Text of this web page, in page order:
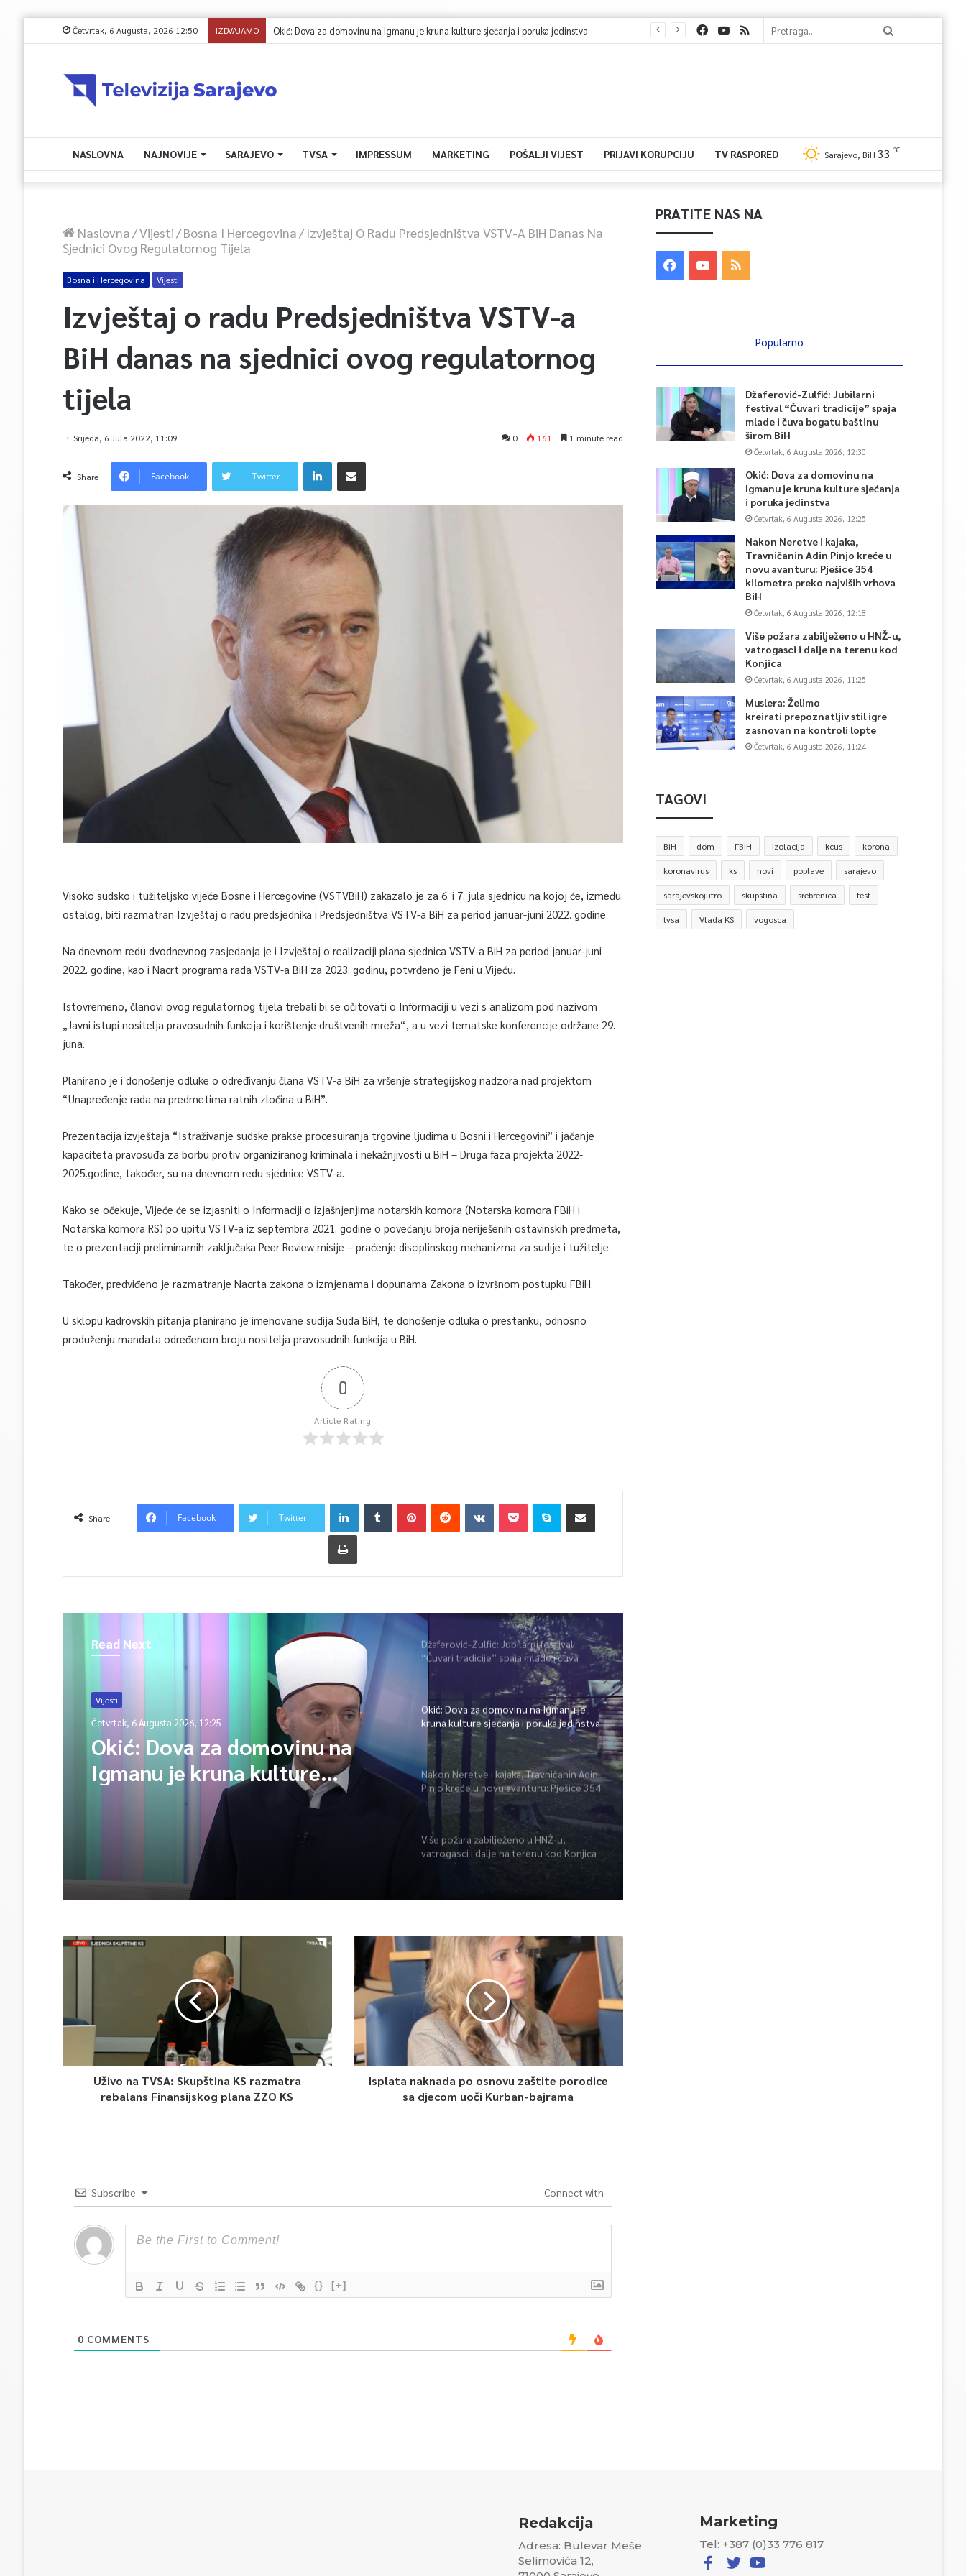
Četvrtak, 6 Augusta, 2026 12:50 IZDVAJAMO Okić: Dova za domovinu na Igmanu je kruna kulture sjećanja i poruka jedinstva
NASLOVNA NAJNOVIJE SARAJEVO TVSA IMPRESSUM MARKETING POŠALJI VIJEST PRIJAVI KORUPCIJU TV RASPORED Sarajevo, BiH 33 ℃
Naslovna/Vijesti/Bosna I Hercegovina/ Izvještaj O Radu Predsjedništva VSTV-A BiH Danas Na
Sjednici Ovog Regulatornog Tijela
Bosna i Hercegovina Vijesti
Izvještaj o radu Predsjedništva VSTV-a
BiH danas na sjednici ovog regulatornog
tijela
Srijeda, 6 Jula 2022, 11:09 0 161 1 minute read
Share Facebook Twitter
Visoko sudsko i tužiteljsko vijeće Bosne i Hercegovine (VSTVBiH) zakazalo je za 6. i 7. jula sjednicu na kojoj će, između
ostalog, biti razmatran Izvještaj o radu predsjednika i Predsjedništva VSTV-a BiH za period januar-juni 2022. godine.
Na dnevnom redu dvodnevnog zasjedanja je i Izvještaj o realizaciji plana sjednica VSTV-a BiH za period januar-juni
2022. godine, kao i Nacrt programa rada VSTV-a BiH za 2023. godinu, potvrđeno je Feni u Vijeću.
Istovremeno, članovi ovog regulatornog tijela trebali bi se očitovati o Informaciji u vezi s analizom pod nazivom
„Javni istupi nositelja pravosudnih funkcija i korištenje društvenih mreža“, a u vezi tematske konferencije održane 29.
juna.
Planirano je i donošenje odluke o određivanju člana VSTV-a BiH za vršenje strategijskog nadzora nad projektom
“Unapređenje rada na predmetima ratnih zločina u BiH”.
Prezentacija izvještaja “Istraživanje sudske prakse procesuiranja trgovine ljudima u Bosni i Hercegovini” i jačanje
kapaciteta pravosuđa za borbu protiv organiziranog kriminala i nekažnjivosti u BiH – Druga faza projekta 2022-
2025.godine, također, su na dnevnom redu sjednice VSTV-a.
Kako se očekuje, Vijeće će se izjasniti o Informaciji o izjašnjenjima notarskih komora (Notarska komora FBiH i
Notarska komora RS) po upitu VSTV-a iz septembra 2021. godine o povećanju broja neriješenih ostavinskih predmeta,
te o prezentaciji preliminarnih zaključaka Peer Review misije – praćenje disciplinskog mehanizma za sudije i tužitelje.
Također, predviđeno je razmatranje Nacrta zakona o izmjenama i dopunama Zakona o izvršnom postupku FBiH.
U sklopu kadrovskih pitanja planirano je imenovane sudija Suda BiH, te donošenje odluka o prestanku, odnosno
produženju mandata određenom broju nositelja pravosudnih funkcija u BiH.
0
Article Rating
Share Facebook Twitter
Read Next
Vijesti
Četvrtak, 6 Augusta 2026, 12:25
Okić: Dova za domovinu na
Igmanu je kruna kulture
sjećanja i poruka jedinstva
Džaferović-Zulfić: Jubilarni festival
“Čuvari tradicije” spaja mlade i čuva
bogatu baštinu širom BiH
Okić: Dova za domovinu na Igmanu je
kruna kulture sjećanja i poruka jedinstva
Nakon Neretve i kajaka, Travničanin Adin
Pinjo kreće u novu avanturu: Pješice 354
kilometra preko najviših vrhova BiH
Više požara zabilježeno u HNŽ-u,
vatrogasci i dalje na terenu kod Konjica
Uživo na TVSA: Skupština KS razmatra
rebalans Finansijskog plana ZZO KS
Isplata naknada po osnovu zaštite porodice
sa djecom uoči Kurban-bajrama
Subscribe Connect with
{} [+]
0 COMMENTS
PRATITE NAS NA
Popularno
Džaferović-Zulfić: Jubilarni
festival “Čuvari tradicije” spaja
mlade i čuva bogatu baštinu
širom BiH
Četvrtak, 6 Augusta 2026, 12:30
Okić: Dova za domovinu na
Igmanu je kruna kulture sjećanja
i poruka jedinstva
Četvrtak, 6 Augusta 2026, 12:25
Nakon Neretve i kajaka,
Travničanin Adin Pinjo kreće u
novu avanturu: Pješice 354
kilometra preko najviših vrhova
BiH
Četvrtak, 6 Augusta 2026, 12:18
Više požara zabilježeno u HNŽ-u,
vatrogasci i dalje na terenu kod
Konjica
Četvrtak, 6 Augusta 2026, 11:25
Muslera: Želimo
kreirati prepoznatljiv stil igre
zasnovan na kontroli lopte
Četvrtak, 6 Augusta 2026, 11:24
TAGOVI
BiH dom FBiH izolacija kcus korona
koronavirus ks novi poplave sarajevo
sarajevskojutro skupstina srebrenica test
tvsa Vlada KS vogosca
Redakcija
Adresa: Bulevar Meše
Selimovića 12,
Marketing
Tel: +387 (0)33 776 817